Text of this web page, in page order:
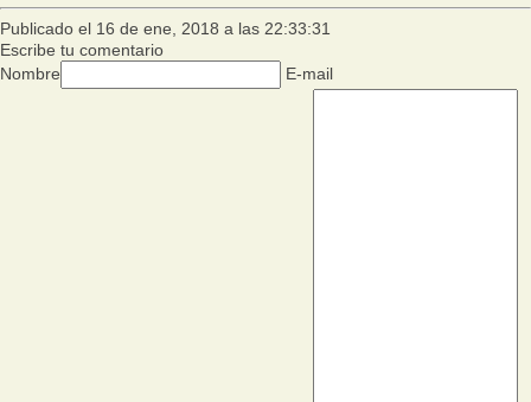
Publicado el 16 de ene, 2018 a las 22:33:31
Escribe tu comentario
Nombre
E-mail